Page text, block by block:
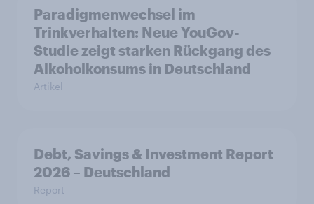
Paradigmenwechsel im
Trinkverhalten: Neue YouGov-
Studie zeigt starken Rückgang des
Alkoholkonsums in Deutschland
Artikel
Debt, Savings & Investment Report
2026 – Deutschland
Report